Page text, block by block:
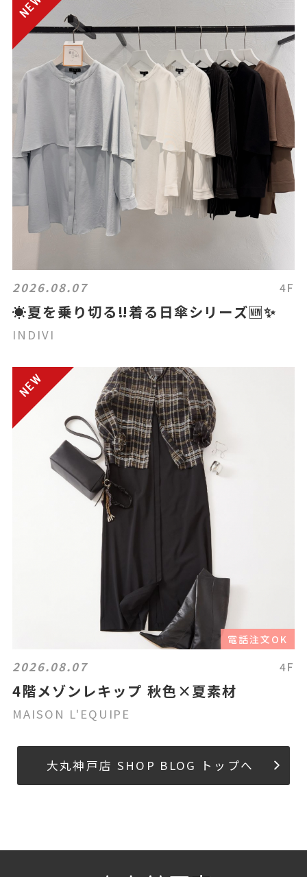
2026.08.07 4F
☀️夏を乗り切る‼️着る日傘シリーズ🆕✨
INDIVI
電話注文OK
2026.08.07 4F
4階メゾンレキップ 秋色×夏素材
MAISON L'EQUIPE
大丸神戸店 SHOP BLOG トップへ